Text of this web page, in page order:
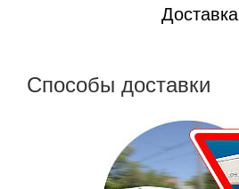
Доставка
Способы доставки